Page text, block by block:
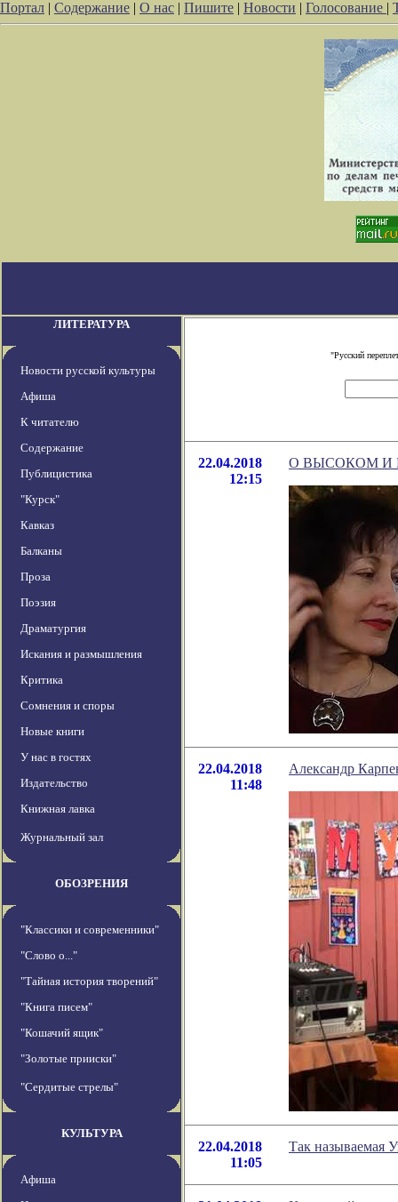
Портал | Содержание | О нас | Пишите | Новости | Голосование |
ЛИТЕРАТУРА
Новости русской культуры
Афиша
К читателю
Содержание
Публицистика
"Курск"
Кавказ
Балканы
Проза
Поэзия
Драматургия
Искания и размышления
Критика
Сомнения и споры
Новые книги
У нас в гостях
Издательство
Книжная лавка
Журнальный зал
ОБОЗРЕНИЯ
"Классики и современники"
"Слово о..."
"Тайная история творений"
"Книга писем"
"Кошачий ящик"
"Золотые прииски"
"Сердитые стрелы"
КУЛЬТУРА
Афиша
"Русский
22.04.2018
12:15
О ВЫСОКОМ И
22.04.2018
11:48
Александр
22.04.2018
11:05
Так называемая